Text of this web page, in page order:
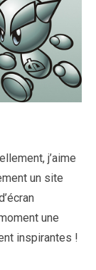
j’aime
un site
une
inspirantes !